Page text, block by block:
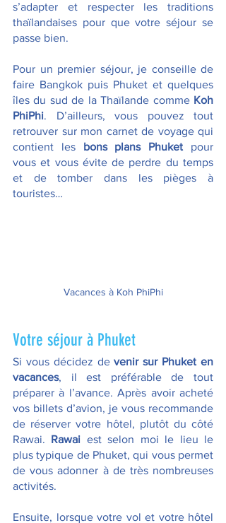
s’adapter et respecter les traditions
thaïlandaises pour que votre séjour se
passe bien.
Pour un premier séjour, je conseille de
faire Bangkok puis Phuket et quelques
îles du sud de la Thaïlande comme Koh
PhiPhi. D’ailleurs, vous pouvez tout
retrouver sur mon carnet de voyage qui
contient les bons plans Phuket pour
vous et vous évite de perdre du temps
et de tomber dans les pièges à
touristes…
Vacances à Koh PhiPhi
Votre séjour à Phuket
Si vous décidez de venir sur Phuket en
vacances, il est préférable de tout
préparer à l’avance. Après avoir acheté
vos billets d’avion, je vous recommande
de réserver votre hôtel, plutôt du côté
Rawai. Rawai est selon moi le lieu le
plus typique de Phuket, qui vous permet
de vous adonner à de très nombreuses
activités.
Ensuite, lorsque votre vol et votre hôtel